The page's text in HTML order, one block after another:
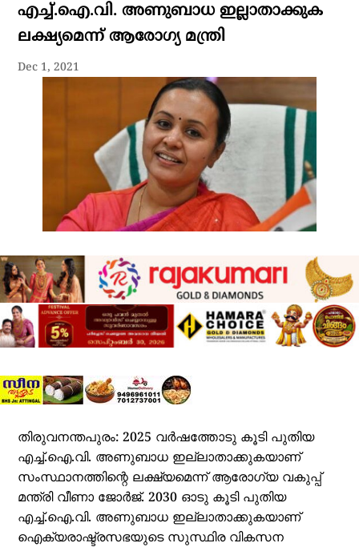
എച്ച്.ഐ.വി. അണുബാധ ഇല്ലാതാക്കുക
ലക്ഷ്യമെന്ന് ആരോഗ്യ മന്ത്രി
Dec 1, 2021
തിരുവനന്തപുരം: 2025 വര്‍ഷത്തോടു കൂടി പുതിയ
എച്ച്.ഐ.വി. അണുബാധ ഇല്ലാതാക്കുകയാണ്
സംസ്ഥാനത്തിന്റെ ലക്ഷ്യമെന്ന് ആരോഗ്യ വകുപ്പ്
മന്ത്രി വീണാ ജോര്‍ജ്. 2030 ഓടു കൂടി പുതിയ
എച്ച്.ഐ.വി. അണുബാധ ഇല്ലാതാക്കുകയാണ്
ഐക്യരാഷ്ട്രസഭയുടെ സുസ്ഥിര വികസന